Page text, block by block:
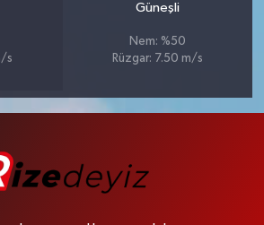
s
Güneşli
Nem: %50
Rüzgar: 7.50 m/s